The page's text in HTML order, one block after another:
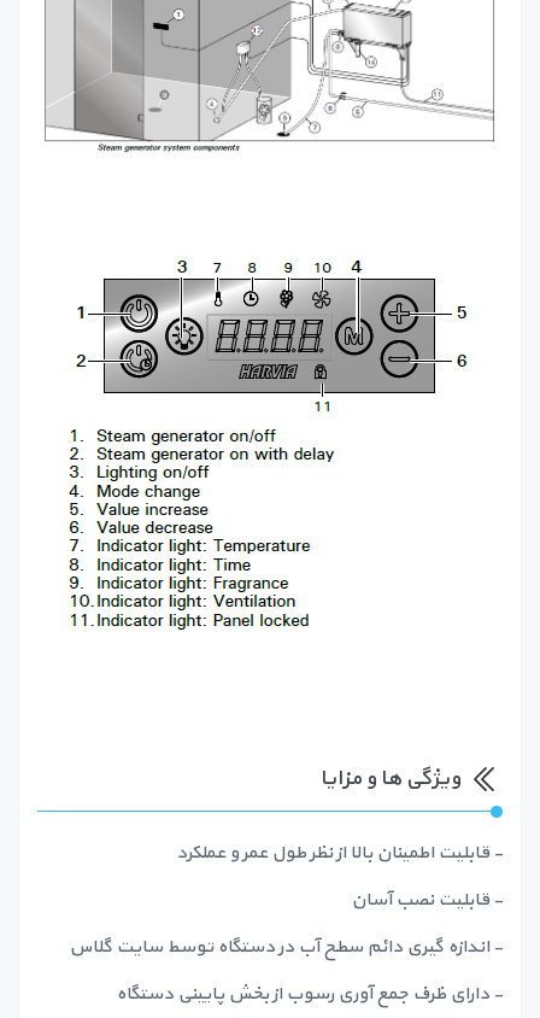
ویژگی ها و مزایا
- قابلیت اطمینان بالا از نظر طول عمر و عملکرد
- قابلیت نصب آسان
- اندازه گیری دائم سطح آب در دستگاه توسط سایت گلاس
- دارای ظرف جمع آوری رسوب از بخش پایینی دستگاه